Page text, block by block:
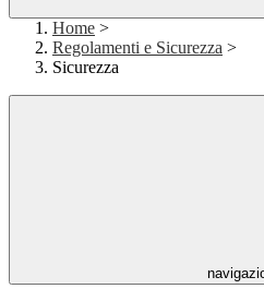
Home >
Regolamenti e Sicurezza >
Sicurezza